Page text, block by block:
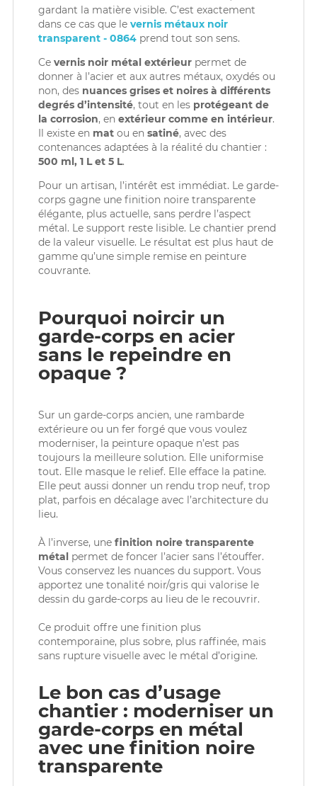
Polisseurs
Lasures
Gels
Polisseurs
Lasures
Gels
gardant la matière visible. C’est exactement
dans ce cas que le vernis métaux noir
transparent - 0864prend tout son sens.
Ce vernis noir métal extérieurpermet de
donner à l’acier et aux autres métaux, oxydés ou
non, des nuances grises et noires à différents
degrés d’intensité, tout en lesprotégeant de
la corrosion, en extérieur comme en intérieur.
Il existe en matou en satiné, avec des
contenances adaptées à la réalité du chantier :
500 ml, 1 L et 5 L.
Pour un artisan, l’intérêt est immédiat. Le garde-
corps gagne une finition noire transparente
élégante, plus actuelle, sans perdre l’aspect
métal. Le support reste lisible. Le chantier prend
de la valeur visuelle. Le résultat est plus haut de
gamme qu’une simple remise en peinture
couvrante.
Pourquoi noircir un
garde-corps en acier
sans le repeindre en
opaque ?
Sur un garde-corps ancien, une rambarde
extérieure ou un fer forgé que vous voulez
moderniser, la peinture opaque n’est pas
toujours la meilleure solution. Elle uniformise
tout. Elle masque le relief. Elle efface la patine.
Elle peut aussi donner un rendu trop neuf, trop
plat, parfois en décalage avec l’architecture du
lieu.
À l’inverse, unefinition noire transparente
métalpermet de foncer l’acier sans l’étouffer.
Vous conservez les nuances du support. Vous
apportez une tonalité noir/gris qui valorise le
dessin du garde-corps au lieu de le recouvrir.
Ce produit offre une finition plus
contemporaine, plus sobre, plus raffinée, mais
sans rupture visuelle avec le métal d’origine.
Le bon cas d’usage
chantier : moderniser un
garde-corps en métal
avec une finition noire
transparente